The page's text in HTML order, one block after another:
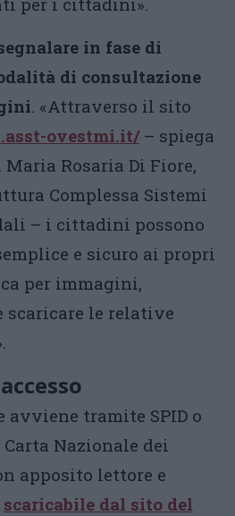
in fase di
di consultazione
. «Attraverso il sito
ovestmi.it/– spiega
Rosaria Di Fiore,
Complessa Sistemi
– i cittadini possono
e sicuro ai propri
per immagini,
scaricare le relative
avviene tramite SPID o
Nazionale dei
apposito lettore e
scaricabile dal sito del